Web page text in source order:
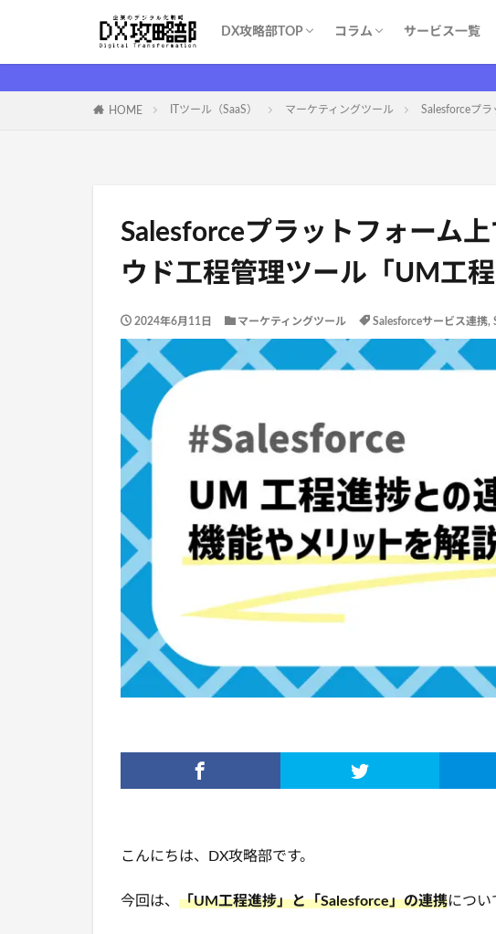
DX攻略部TOP コラム サービス一覧
HOME ITツール（SaaS） マーケティングツール Salesforceプ
Salesforceプラットフォーム
ウド工程管理ツール「UM工
2024年6月11日 マーケティングツール Salesforceサービス連携,
こんにちは、DX攻略部です。
今回は、 「UM工程進捗」と「Salesforce」の連携につい